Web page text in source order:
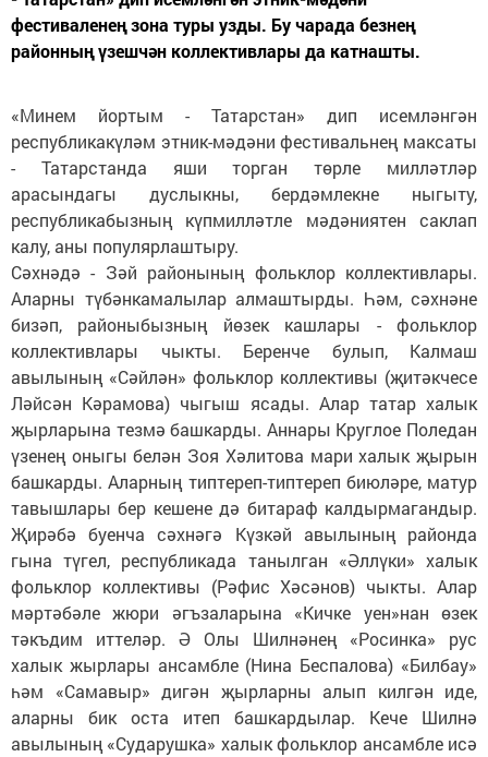
фестиваленең зона туры узды. Бу чарада безнең
районның үзешчән коллективлары да катнашты.
«Минем йортым - Татарстан» дип исемләнгән
республикакүләм этник-мәдәни фестивальнең максаты
- Татарстанда яши торган төрле милләтләр
арасындагы дуслыкны, бердәмлекне ныгыту,
республикабызның күпмилләтле мәдәниятен саклап
калу, аны популярлаштыру.
Сәхнәдә - Зәй районының фольклор коллективлары.
Аларны түбәнкамалылар алмаштырды. Һәм, сәхнәне
бизәп, районыбызның йөзек кашлары - фольклор
коллективлары чыкты. Беренче булып, Калмаш
авылының «Сәйлән» фольклор коллективы (җитәкчесе
Ләйсән Кәрамова) чыгыш ясады. Алар татар халык
җырларына тезмә башкарды. Аннары Круглое Поледан
үзенең оныгы белән Зоя Хәлитова мари халык җырын
башкарды. Аларның типтереп-типтереп биюләре, матур
тавышлары бер кешене дә битараф калдырмагандыр.
Җирәбә буенча сәхнәгә Күзкәй авылының районда
гына түгел, республикада танылган «Әллүки» халык
фольклор коллективы (Рәфис Хәсәнов) чыкты. Алар
мәртәбәле жюри әгъзаларына «Кичке уен»нан өзек
тәкъдим иттеләр. Ә Олы Шилнәнең «Росинка» рус
халык жырлары ансамбле (Нина Беспалова) «Билбау»
һәм «Самавыр» дигән җырларны алып килгән иде,
аларны бик оста итеп башкардылар. Кече Шилнә
авылының «Сударушка» халык фольклор ансамбле исә